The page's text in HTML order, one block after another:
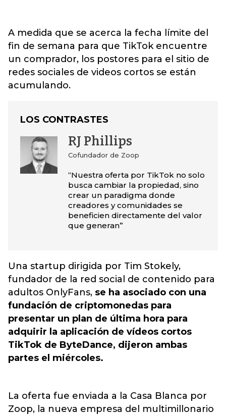
A medida que se acerca la fecha límite del
fin de semana para que TikTok encuentre
un comprador, los postores para el sitio de
redes sociales de videos cortos se están
acumulando.
LOS CONTRASTES
RJ Phillips
Cofundador de Zoop
“Nuestra oferta por TikTok no solo
busca cambiar la propiedad, sino
crear un paradigma donde
creadores y comunidades se
beneficien directamente del valor
que generan”
Una startup dirigida por Tim Stokely,
fundador de la red social de contenido para
adultos OnlyFans, se ha asociado con una
fundación de criptomonedas para
presentar un plan de última hora para
adquirir la aplicación de vídeos cortos
TikTok de ByteDance, dijeron ambas
partes el miércoles.
La oferta fue enviada a la Casa Blanca por
Zoop, la nueva empresa del multimillonario